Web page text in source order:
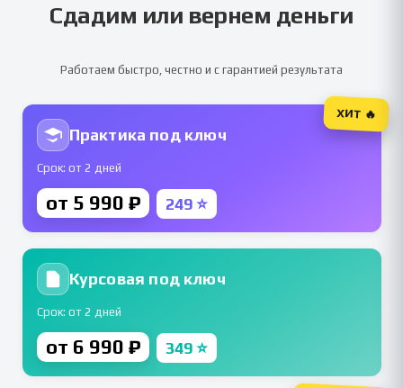
Сдадим или вернем деньги
Работаем быстро, честно и с гарантией результата
Практика под ключ
Срок: от 2 дней
от 5 990 ₽ 249 ⭐
ХИТ 🔥
Курсовая под ключ
Срок: от 2 дней
от 6 990 ₽ 349 ⭐